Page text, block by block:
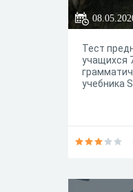
Тест
учащихся
учебника